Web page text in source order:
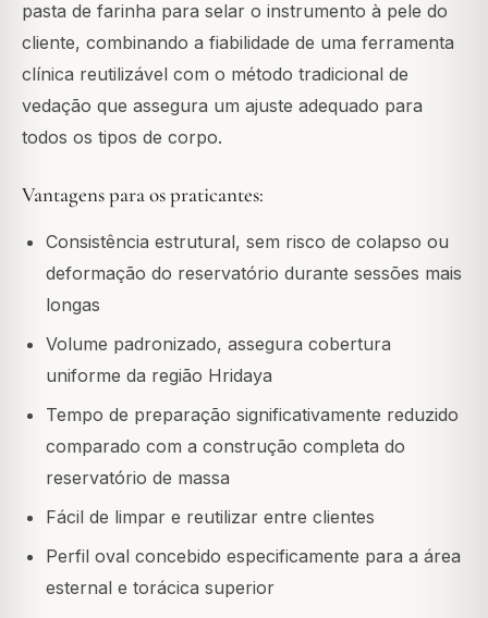
pasta de farinha para selar o instrumento à pele do
cliente, combinando a fiabilidade de uma ferramenta
clínica reutilizável com o método tradicional de
vedação que assegura um ajuste adequado para
todos os tipos de corpo.
Vantagens para os praticantes:
Consistência estrutural, sem risco de colapso ou
deformação do reservatório durante sessões mais
longas
Volume padronizado, assegura cobertura
uniforme da região Hridaya
Tempo de preparação significativamente reduzido
comparado com a construção completa do
reservatório de massa
Fácil de limpar e reutilizar entre clientes
Perfil oval concebido especificamente para a área
esternal e torácica superior